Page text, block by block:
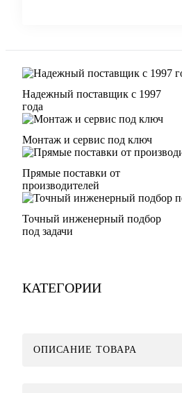
Надежный поставщик с 1997
года
Монтаж и сервис под ключ
Прямые поставки от
производителей
Точный инженерный подбор
под задачи
КАТЕГОРИИ
ОПИСАНИЕ ТОВАРА